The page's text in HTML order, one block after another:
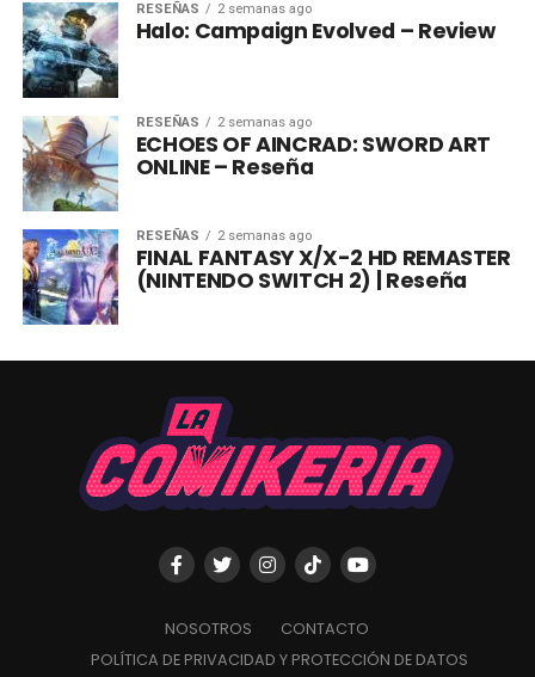
RESEÑAS 2 semanas ago
Halo: Campaign Evolved – Review
RESEÑAS 2 semanas ago
ECHOES OF AINCRAD: SWORD ART
ONLINE – Reseña
RESEÑAS 2 semanas ago
FINAL FANTASY X/X-2 HD REMASTER
(NINTENDO SWITCH 2) | Reseña
NOSOTROS
CONTACTO
POLÍTICA DE PRIVACIDAD Y PROTECCIÓN DE DATOS